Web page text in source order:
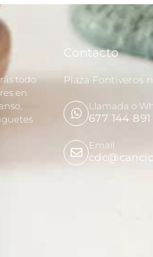
todo
en
Contacto
Plaza Fontiveros
Llamada o
677 144 891
Email